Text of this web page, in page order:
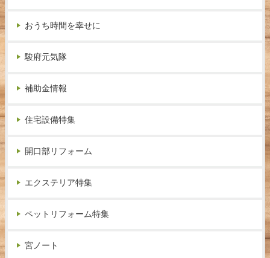
おうち時間を幸せに
駿府元気隊
補助金情報
住宅設備特集
開口部リフォーム
エクステリア特集
ペットリフォーム特集
宮ノート